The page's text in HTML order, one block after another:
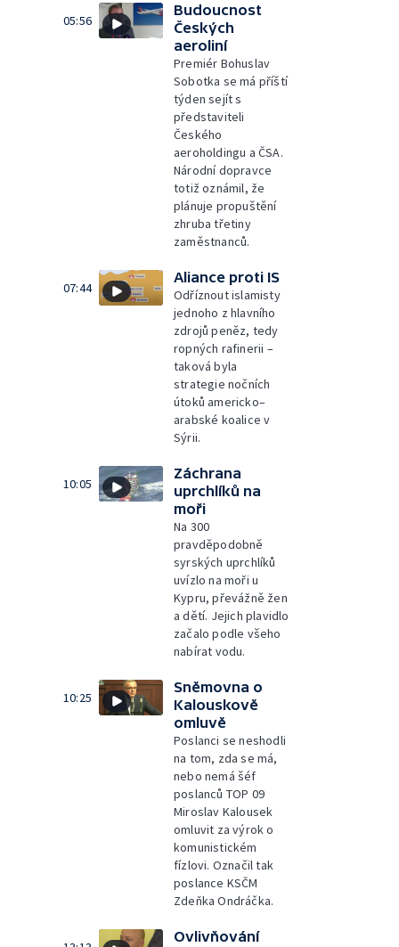
05:56
Budoucnost
Českých
aeroliní
Premiér Bohuslav
Sobotka se má příští
týden sejít s
představiteli
Českého
aeroholdingu a ČSA.
Národní dopravce
totiž oznámil, že
plánuje propuštění
zhruba třetiny
zaměstnanců.
07:44
Aliance proti IS
Odříznout islamisty
jednoho z hlavního
zdrojů peněz, tedy
ropných rafinerii –
taková byla
strategie nočních
útoků americko–
arabské koalice v
Sýrii.
10:05
Záchrana
uprchlíků na
moři
Na 300
pravděpodobně
syrských uprchlíků
uvízlo na moři u
Kypru, převážně žen
a dětí. Jejich plavidlo
začalo podle všeho
nabírat vodu.
10:25
Sněmovna o
Kalouskově
omluvě
Poslanci se neshodli
na tom, zda se má,
nebo nemá šéf
poslanců TOP 09
Miroslav Kalousek
omluvit za výrok o
komunistickém
fízlovi. Označil tak
poslance KSČM
Zdeňka Ondráčka.
Ovlivňování